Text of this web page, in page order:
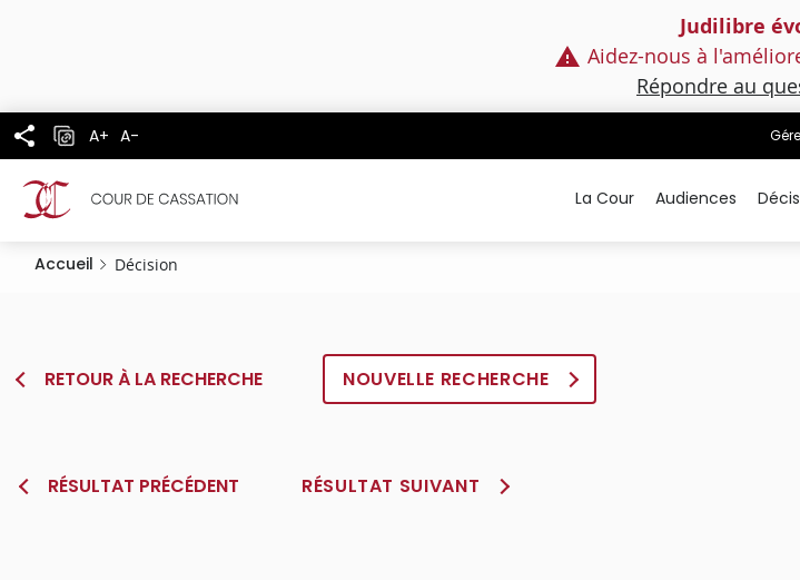
Judilibre
Aidez-nous à
Répondre au
A+ A-
La Cour Audiences
Accueil Décision
RETOUR À LA RECHERCHE NOUVELLE RECHERCHE
RÉSULTAT PRÉCÉDENT RÉSULTAT SUIVANT